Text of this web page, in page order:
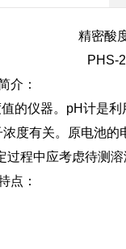
精密酸
PHS-
介：
的仪器。pH计是
度有关。原电池
程中应考虑待测溶
点：